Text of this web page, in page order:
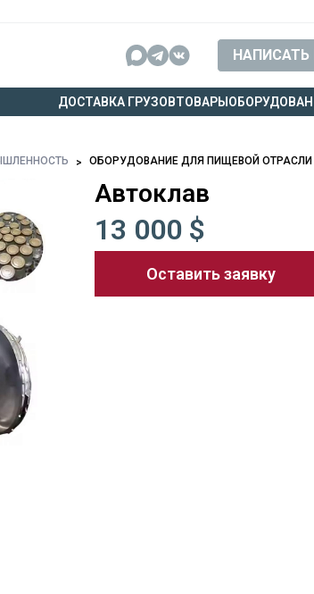
НАПИСАТЬ
ДОСТАВКА ГРУЗОВТОВАРЫ
ОБОРУДОВАНИЕ ДЛЯ ПИЩЕВОЙ ОТРАСЛИ
Автоклав
13 000 $
Оставить заявку